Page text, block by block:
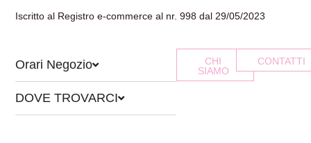
Iscritto al Registro e-commerce al nr. 998 dal 29/05/2023
Orari Negozio
DOVE TROVARCI
CHI
SIAMO
CONTATTI